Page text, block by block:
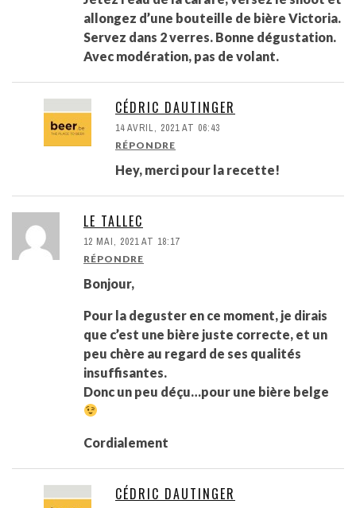
allongez d’une bouteille de bière Victoria.
Servez dans 2 verres. Bonne dégustation.
Avec modération, pas de volant.
CÉDRIC DAUTINGER
14 AVRIL, 2021 AT 06:43
RÉPONDRE
Hey, merci pour la recette!
LE TALLEC
12 MAI, 2021 AT 18:17
RÉPONDRE
Bonjour,
Pour la deguster en ce moment, je dirais
que c’est une bière juste correcte, et un
peu chère au regard de ses qualités
insuffisantes.
Donc un peu déçu…pour une bière belge
Cordialement
CÉDRIC DAUTINGER